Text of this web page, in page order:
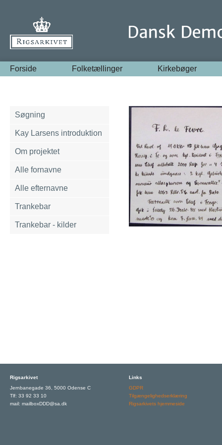
Forside Folketællinger Kirkebøger
Søgning
Kay Larsens introduktion
Om projektet
Alle fornavne
Alle efternavne
Trankebar
Trankebar - kilder
Rigsarkivet
Jernbanegade 36, 5000 Odense C
Tlf: 33 92 33 10
mail: mailboxDDD@sa.dk
Links
GDPR
Tilgængelighedserklæring
Rigsarkivets hjemmeside